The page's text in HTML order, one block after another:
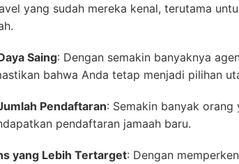
yang sudah mereka kenal, terutama
Saing: Dengan semakin banyaknya
bahwa Anda tetap menjadi pilihan
Pendaftaran: Semakin banyak orang
pendaftaran jamaah baru.
yang Lebih Tertarget: Dengan